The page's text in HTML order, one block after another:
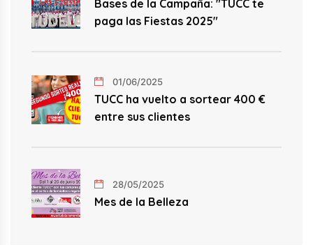
Bases de la Campaña: "TUCC te
paga las Fiestas 2025"
01/06/2025
TUCC ha vuelto a sortear 400 €
entre sus clientes
28/05/2025
Mes de la Belleza